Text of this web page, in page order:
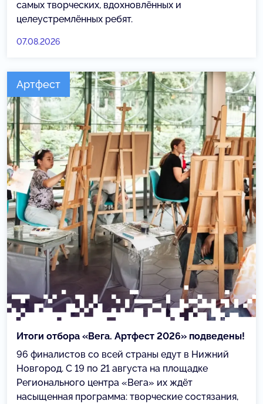
самых творческих, вдохновлённых и
целеустремлённых ребят.
07.08.2026
Артфест
Итоги отбора «Вега. Артфест 2026» подведены!
96 финалистов со всей страны едут в Нижний
Новгород. С 19 по 21 августа на площадке
Регионального центра «Вега» их ждёт
насыщенная программа: творческие состязания,